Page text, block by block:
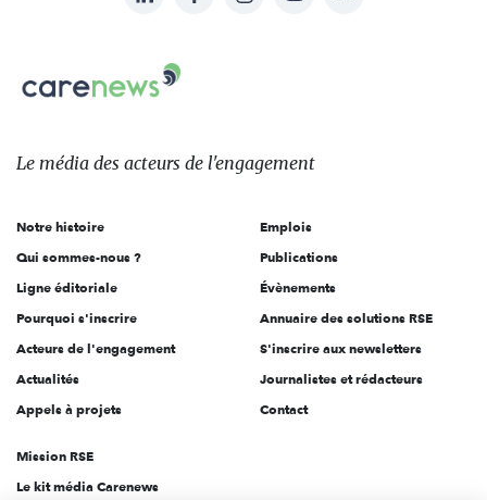
sur:
Carenews,
Le
des
l'engagement
Le média des acteurs de l'engagement
Notre histoire
Qui sommes-nous ?
Ligne éditoriale
Pourquoi s'inscrire
Acteurs de l'engagement
Actualités
Appels à projets
Emplois
Publications
Évènements
Annuaire des solutions RSE
S'inscrire aux newsletters
Journalistes et rédacteurs
Contact
Mission RSE
Le kit média Carenews